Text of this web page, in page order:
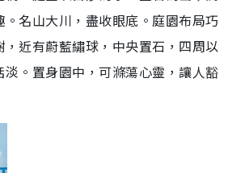
名山大川，盡收眼底。庭園布局巧
近有蔚藍繡球，中央置石，四周以
。置身園中，可滌蕩心靈，讓人豁